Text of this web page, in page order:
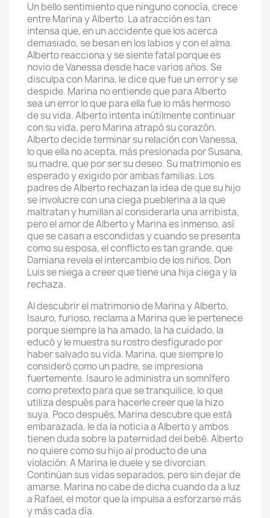
Un bello sentimiento que ninguno conocía, crece
entre Marina y Alberto. La atracción es tan
intensa que, en un accidente que los acerca
demasiado, se besan en los labios y con el alma.
Alberto reacciona y se siente fatal porque es
novio de Vanessa desde hace varios años. Se
disculpa con Marina, le dice que fue un error y se
despide. Marina no entiende que para Alberto
sea un error lo que para ella fue lo más hermoso
de su vida. Alberto intenta inútilmente continuar
con su vida, pero Marina atrapó su corazón.
Alberto decide terminar su relación con Vanessa,
lo que ella no acepta, más presionada por Susana,
su madre, que por ser su deseo. Su matrimonio es
esperado y exigido por ambas familias. Los
padres de Alberto rechazan la idea de que su hijo
se involucre con una ciega pueblerina a la que
maltratan y humillan al considerarla una arribista,
pero el amor de Alberto y Marina es inmenso, así
que se casan a escondidas y cuando se presenta
como su esposa, el conflicto es tan grande, que
Damiana revela el intercambio de los niños. Don
Luis se niega a creer que tiene una hija ciega y la
rechaza.
Al descubrir el matrimonio de Marina y Alberto,
Isauro, furioso, reclama a Marina que le pertenece
porque siempre la ha amado, la ha cuidado, la
educó y le muestra su rostro desfigurado por
haber salvado su vida. Marina, que siempre lo
consideró como un padre, se impresiona
fuertemente. Isauro le administra un somnífero
como pretexto para que se tranquilice, lo que
utiliza después para hacerle creer que la hizo
suya. Poco después, Marina descubre que está
embarazada, le da la noticia a Alberto y ambos
tienen duda sobre la paternidad del bebé. Alberto
no quiere como su hijo al producto de una
violación. A Marina le duele y se divorcian.
Continúan sus vidas separados, pero sin dejar de
amarse. Marina no cabe de dicha cuando da a luz
a Rafael, el motor que la impulsa a esforzarse más
y más cada día.